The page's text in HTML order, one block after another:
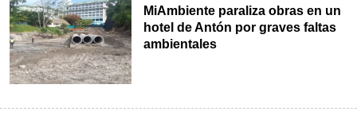
MiAmbiente paraliza obras en un
hotel de Antón por graves faltas
ambientales